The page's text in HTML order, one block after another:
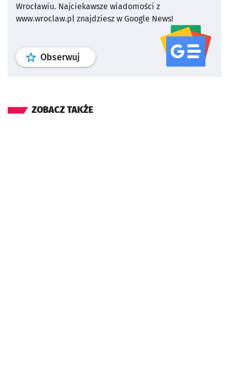
Wrocławiu. Najciekawsze wiadomości z
www.wroclaw.pl znajdziesz w Google News!
Obserwuj profil serwisu
ZOBACZ TAKŻE